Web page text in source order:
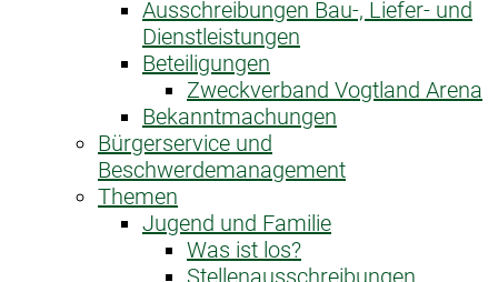
Ausschreibungen Bau-, Liefer- und
Dienstleistungen
Beteiligungen
Zweckverband Vogtland Arena
Bekanntmachungen
Bürgerservice und
Beschwerdemanagement
Themen
Jugend und Familie
Was ist los?
Stellenausschreibungen